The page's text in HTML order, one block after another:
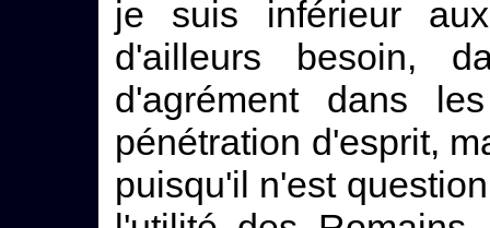
je suis inférieur
d'ailleurs besoin,
d'agrément dans
pénétration d'esprit,
puisqu'il n'est